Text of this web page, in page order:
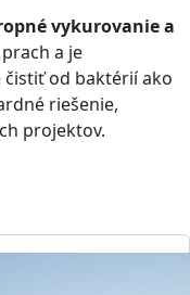
vykurovanie a
a je
od baktérií ako
riešenie,
projektov.